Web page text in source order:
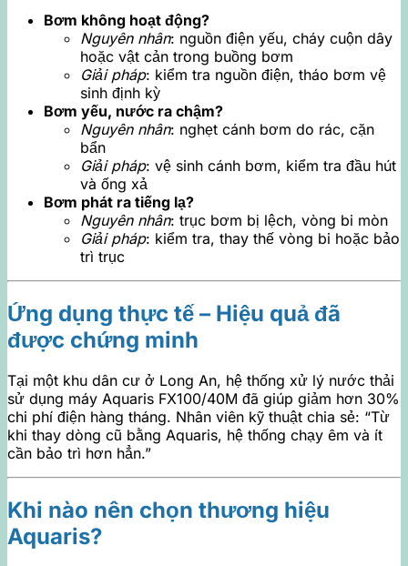
Bơm không hoạt động?
Nguyên nhân: nguồn điện yếu, cháy cuộn dây
hoặc vật cản trong buồng bơm
Giải pháp: kiểm tra nguồn điện, tháo bơm vệ
sinh định kỳ
Bơm yếu, nước ra chậm?
Nguyên nhân: nghẹt cánh bơm do rác, cặn
bẩn
Giải pháp: vệ sinh cánh bơm, kiểm tra đầu hút
và ống xả
Bơm phát ra tiếng lạ?
Nguyên nhân: trục bơm bị lệch, vòng bi mòn
Giải pháp: kiểm tra, thay thế vòng bi hoặc bảo
trì trục
Ứng dụng thực tế – Hiệu quả đã
được chứng minh
Tại một khu dân cư ở Long An, hệ thống xử lý nước thải
sử dụng máy Aquaris FX100/40M đã giúp giảm hơn 30%
chi phí điện hàng tháng. Nhân viên kỹ thuật chia sẻ: “Từ
khi thay dòng cũ bằng Aquaris, hệ thống chạy êm và ít
cần bảo trì hơn hẳn.”
Khi nào nên chọn thương hiệu
Aquaris?